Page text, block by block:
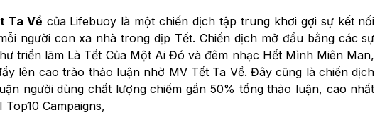
Ta Về của Lifebuoy là một chiến dịch tập trung khơi gợi sự kết nối
người con xa nhà trong dịp Tết. Chiến dịch mở đầu bằng các sự
triển lãm Là Tết Của Một Ai Đó và đêm nhạc Hết Mình Miên Man,
lên cao trào thảo luận nhờ MV Tết Ta Về. Đây cũng là chiến dịch
người dùng chất lượng chiếm gần 50% tổng thảo luận, cao nhất
Campaigns,